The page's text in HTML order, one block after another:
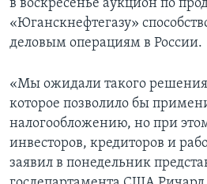
ДЕТАЛИ
НЬЮ-ЙОРК NEW YORK
АМЕРИКА. БОЛЬШОЕ
АМЕРИКАНСКИЕ ГОРОДКИ
ТЕСТЫ
УЧИМ АНГЛИЙСКИЙ
ВИДЕО
ПОДПИСКА НА НОВОСТИ
Learning English
СОЦИАЛЬНЫЕ СЕТИ
в воскресенье аукцион по
«Юганскнефтегазу»
деловым операциям в России.
«Мы ожидали такого
которое позволило бы
налогообложению, но при
инвесторов, кредиторов и
заявил в понедельник